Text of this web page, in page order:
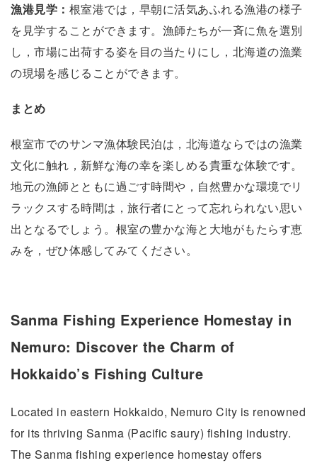
漁港見学： 根室港では，早朝に活気あふれる漁港の様子
を見学することができます。漁師たちが一斉に魚を選別
し，市場に出荷する姿を目の当たりにし，北海道の漁業
の現場を感じることができます。
まとめ
根室市でのサンマ漁体験民泊は，北海道ならではの漁業
文化に触れ，新鮮な海の幸を楽しめる貴重な体験です。
地元の漁師とともに過ごす時間や，自然豊かな環境でリ
ラックスする時間は，旅行者にとって忘れられない思い
出となるでしょう。根室の豊かな海と大地がもたらす恵
みを，ぜひ体感してみてください。
Sanma Fishing Experience Homestay in
Nemuro: Discover the Charm of
Hokkaido’s Fishing Culture
Located in eastern Hokkaido, Nemuro City is renowned
for its thriving Sanma (Pacific saury) fishing industry.
The Sanma fishing experience homestay offers